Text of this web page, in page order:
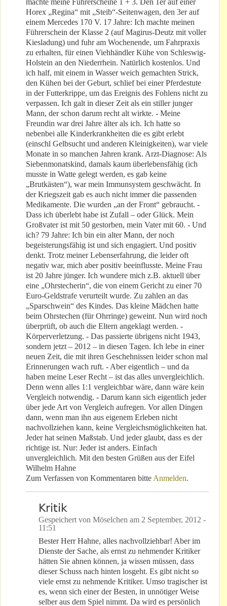
machte meine Führerscheine 1 + 3. Den 1er auf einer
Horex „Regina“ mit „Steib“-Seitenwagen, den 3er auf
einem Mercedes 170 V. 17 Jahre: Ich machte meinen
Führerschein der Klasse 2 (auf Magirus-Deutz mit voller
Kiesladung) und fuhr am Wochenende, um Fahrpraxis
zu erhalten, für einen Viehhändler Kühe von Schleswig-
Holstein an den Niederrhein. Natürlich kostenlos. Und
ich half, mit einem in Wasser weich gemachten Strick,
den Kühen bei der Geburt, schlief bei einer Pferdestute
in der Futterkrippe, um das Ereignis des Fohlens nicht zu
verpassen. Ich galt in dieser Zeit als ein stiller junger
Mann, der schon darum recht alt wirkte. - Meine
Freundin war drei Jahre älter als ich. Ich hatte so
nebenbei alle Kinderkrankheiten die es gibt erlebt
(einschl Gelbsucht und anderen Kleinigkeiten), war viele
Monate in so manchen Jahren krank. Arzt-Diagnose: Als
Siebenmonatskind, damals kaum überlebensfähig (ich
musste in Watte gelegt werden, es gab keine
„Brutkästen“), war mein Immunsystem geschwächt. In
der Kriegszeit gab es auch nicht immer die passenden
Medikamente. Die wurden „an der Front“ gebraucht. -
Dass ich überlebt habe ist Zufall – oder Glück. Mein
Großvater ist mit 50 gestorben, mein Vater mit 60. - Und
ich? 79 Jahre: Ich bin ein alter Mann, der noch
begeisterungsfähig ist und sich engagiert. Und positiv
denkt. Trotz meiner Lebenserfahrung, die leider oft
negativ war, mich aber positiv beeinflusste. Meine Frau
ist 20 Jahre jünger. Ich wundere mich z.B. aktuell über
eine „Ohrstecherin“, die von einem Gericht zu einer 70
Euro-Geldstrafe verurteilt wurde. Zu zahlen an das
„Sparschwein“ des Kindes. Das kleine Mädchen hatte
beim Ohrstechen (für Ohrringe) geweint. Nun wird noch
überprüft, ob auch die Eltern angeklagt werden. -
Körperverletzung. - Das passierte übrigens nicht 1943,
sondern jetzt – 2012 – in diesen Tagen. Ich lebe in einer
neuen Zeit, die mit ihren Geschehnissen leider schon mal
Erinnerungen wach ruft. - Aber eigentlich – und da
haben meine Leser Recht – ist das alles unvergleichlich.
Denn wenn alles 1:1 vergleichbar wäre, dann wäre kein
Vergleich notwendig. - Darum kann sich eigentlich jeder
über jede Art von Vergleich aufregen. Vor allen Dingen
dann, wenn man ihn aus eigenem Erleben nicht
nachvollziehen kann, keine Vergleichsmöglichkeiten hat.
Jeder hat seinen Maßstab. Und jeder glaubt, dass es der
richtige ist. Nur: Jeder ist anders. Einfach
unvergleichlich. Mit den besten Grüßen aus der Eifel
Wilhelm Hahne
Zum Verfassen von Kommentaren bitte Anmelden.
Kritik
Gespeichert von Möselchen am 2 September, 2012 -
11:51
Bester Herr Hahne, alles nachvollziehbar! Aber im
Dienste der Sache, als ernst zu nehmender Kritiker
hätten Sie ahnen können, ja wissen müssen, dass
dieser Schuss nach hinten losgeht. Es gibt nicht so
viele ernst zu nehmende Kritiker. Umso tragischer ist
es, wenn sich einer der Besten, in unnötiger Weise
selber aus dem Spiel nimmt. Da wird es persönlich